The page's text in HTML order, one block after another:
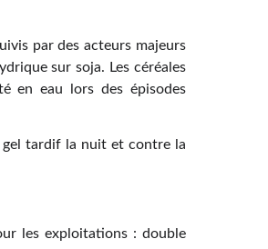
par des acteurs majeurs
sur soja. Les céréales
en eau lors des épisodes
gel tardif la nuit et contre la
les exploitations : double